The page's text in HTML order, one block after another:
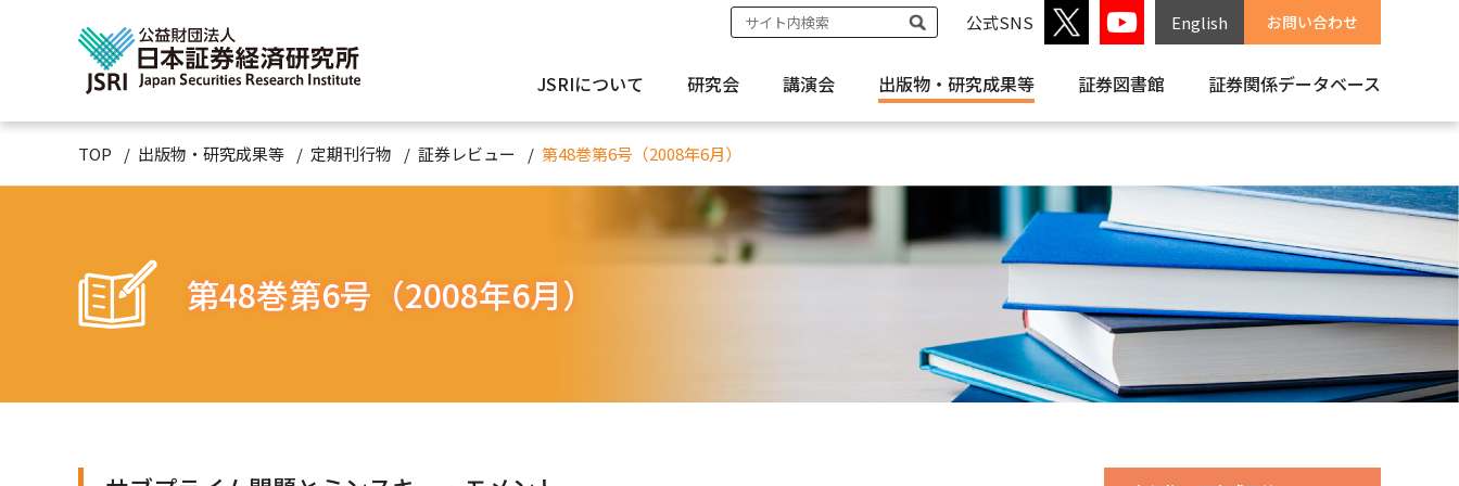
公式SNS English お問い合わせ
JSRIについて 研究会 講演会 出版物・ 研究成果等 証券図書館 証券関係データベース
TOP 出版物・研究成果等 定期刊行物 証券レビュー 第48巻第6号（2008年6月）
第48巻第6号（2008年6月）